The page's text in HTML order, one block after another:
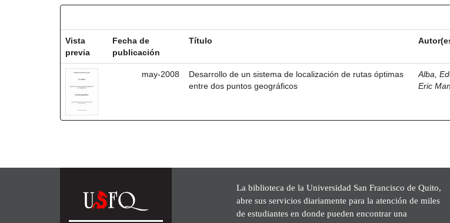
Vista
previa
Fecha de
publicación
Título
may-2008
Desarrollo de un sistema de localización de rutas óptimas
entre dos puntos geográficos
Alba,
Eric
La biblioteca de la Universidad San Francisco de Quito,
abre sus servicios diariamente para la atención de miles
de estudiantes en donde pueden encontrar una